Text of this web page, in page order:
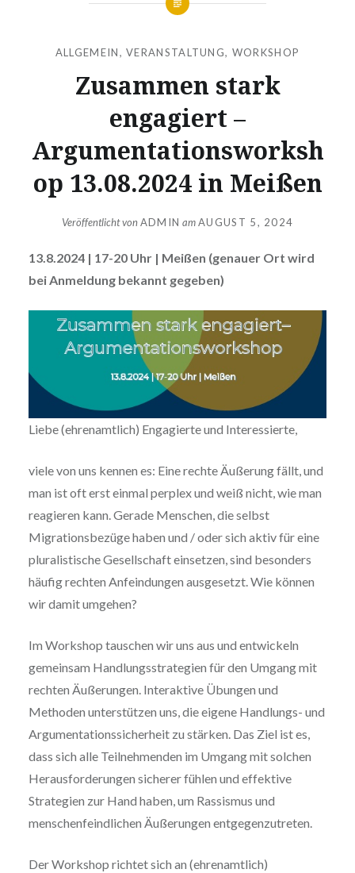
ALLGEMEIN,VERANSTALTUNG, WORKSHOP
Zusammen stark
engagiert –
Argumentationsworksh
op 13.08.2024 in Meißen
Veröffentlicht vonADMIN amAUGUST 5, 2024
13.8.2024 | 17-20 Uhr | Meißen (genauer Ort wird
bei Anmeldung bekannt gegeben)
Liebe (ehrenamtlich) Engagierte und Interessierte,
viele von uns kennen es: Eine rechte Äußerung fällt, und
man ist oft erst einmal perplex und weiß nicht, wie man
reagieren kann. Gerade Menschen, die selbst
Migrationsbezüge haben und / oder sich aktiv für eine
pluralistische Gesellschaft einsetzen, sind besonders
häufig rechten Anfeindungen ausgesetzt. Wie können
wir damit umgehen?
Im Workshop tauschen wir uns aus und entwickeln
gemeinsam Handlungsstrategien für den Umgang mit
rechten Äußerungen. Interaktive Übungen und
Methoden unterstützen uns, die eigene Handlungs- und
Argumentationssicherheit zu stärken. Das Ziel ist es,
dass sich alle Teilnehmenden im Umgang mit solchen
Herausforderungen sicherer fühlen und effektive
Strategien zur Hand haben, um Rassismus und
menschenfeindlichen Äußerungen entgegenzutreten.
Der Workshop richtet sich an (ehrenamtlich)